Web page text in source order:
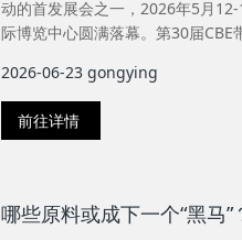
动的首发展会之一，2026年5月
际博览中心圆满落幕。第30届
2026-06-23 gongying
前往详情
哪些原料或成下一个“黑马